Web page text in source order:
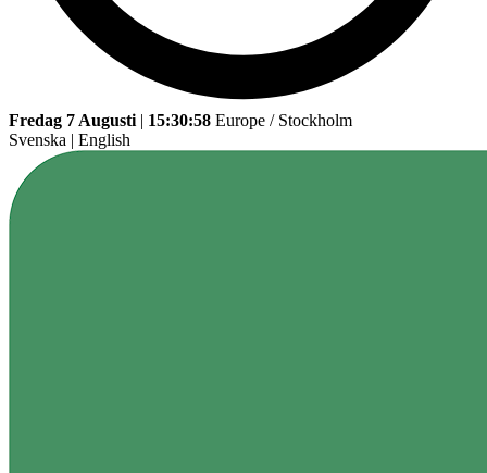
Fredag 7 Augusti | 15:30:58 Europe / Stockholm
Svenska | English